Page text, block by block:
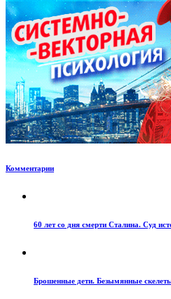
Комментарии
60 лет со дня смерти Сталина. Суд
Брошенные дети. Безымянные